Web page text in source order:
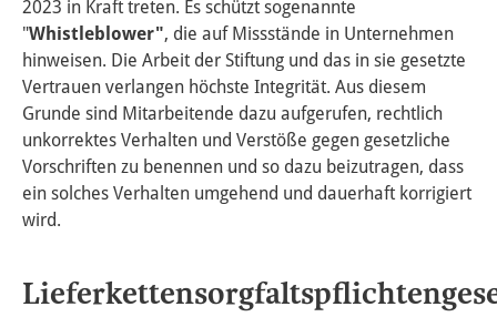
2023 in Kraft treten. Es schützt sogenannte
"Whistleblower", die auf Missstände in Unternehmen
hinweisen. Die Arbeit der Stiftung und das in sie gesetzte
Vertrauen verlangen höchste Integrität. Aus diesem
Grunde sind Mitarbeitende dazu aufgerufen, rechtlich
unkorrektes Verhalten und Verstöße gegen gesetzliche
Vorschriften zu benennen und so dazu beizutragen, dass
ein solches Verhalten umgehend und dauerhaft korrigiert
wird.